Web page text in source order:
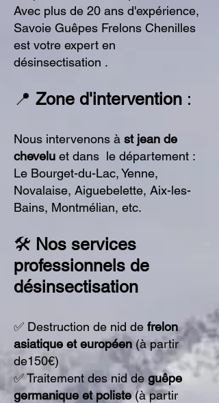
Avec plus de 20 ans d'expérience,
Savoie Guêpes Frelons Chenilles
est votre expert en
désinsectisation .
📍 Zone d'intervention :
Nous intervenons à st jean de
chevelu et dans le département :
Le Bourget-du-Lac, Yenne,
Novalaise, Aiguebelette, Aix-les-
Bains, Montmélian, etc.
🛠️ Nos services
professionnels de
désinsectisation
✅ Destruction de nid de frelon
asiatique et européen (à partir
de150€)
✅ Traitement des nid de guêpe
germanique et poliste(à partir